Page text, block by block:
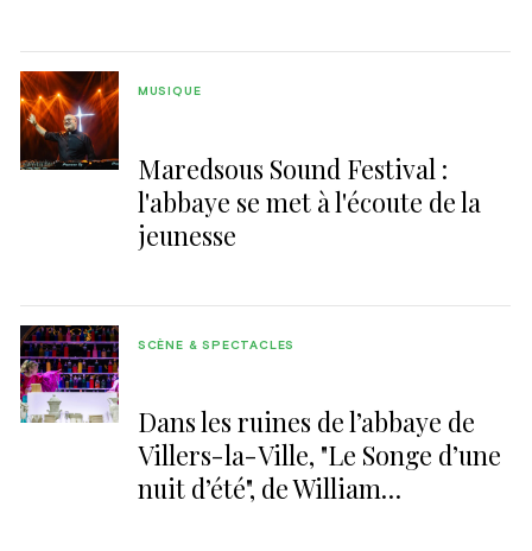
Maredsous Sound Festival :
l'abbaye se met à l'écoute de la
jeunesse
MUSIQUE
Dans les ruines de l’abbaye de
Villers-la-Ville, "Le Songe d’une
nuit d’été", de William
SCÈNE & SPECTACLES